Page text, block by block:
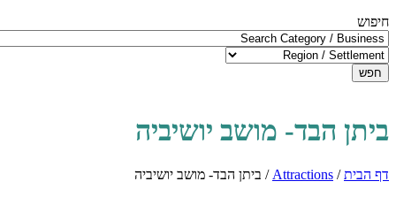
חיפוש
חפש
ביתן הבד- מושב יושיביה
דף הבית/
Attractions
/ ביתן הבד- מושב יושיביה